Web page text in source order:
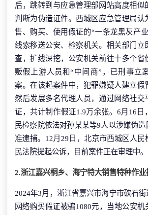
后，跳转到与应急管理部网站高度相似
判断为伪造证件。西城区应急管理局认
售、购买、使用假证的“一条龙黑灰产
线索移送公安、检察机关。相关部门立
查，扩线深挖，公安机关前往十多个省
贩假上游人员和“中间商”，已刑事立
案。在该起案件中，犯罪嫌疑人建立假
然后发展多名代理人员，通过网络社交
证，共计制作假证1.9万余张。6月16日
民检察院依法对孙某某等9人以涉嫌伪
准逮捕。12月29日，北京市西城区人民
民法院提起公诉，目前案件正在审理中。
2.浙江嘉兴桐乡、海宁特大销售特种作
2024年3月，浙江省嘉兴市海宁市硖石
网络购买假证被骗1080元，当地公安